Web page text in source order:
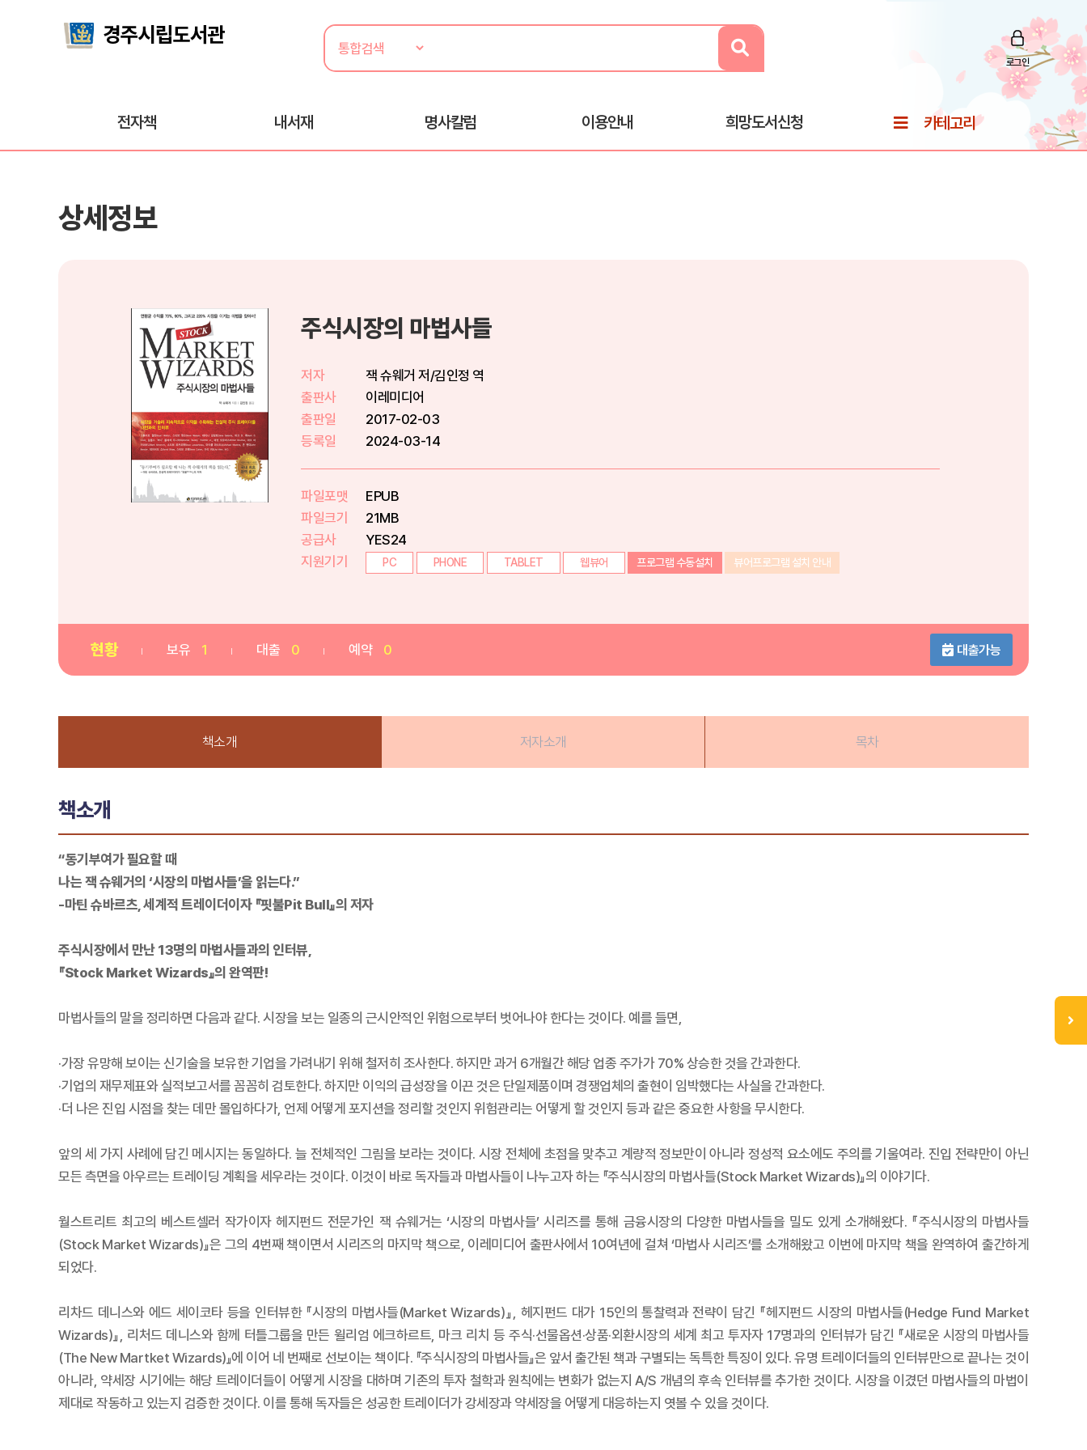
로그인
전자책 내서재 명사칼럼 이용안내 희망도서신청 카테고리
상세정보
주식시장의 마법사들
저자
잭 슈웨거 저/김인정 역
출판사
이레미디어
출판일
2017-02-03
등록일
2024-03-14
파일포맷
EPUB
파일크기
21MB
공급사
YES24
지원기기
PC PHONE TABLET 웹뷰어 프로그램 수동설치 뷰어프로그램 설치 안내
현황 보유 1 대출 0 예약 0 대출가능
책소개 저자소개 목차
책소개
“동기부여가 필요할 때
나는 잭 슈웨거의 ‘시장의 마법사들’을 읽는다.”
-마틴 슈바르츠, 세계적 트레이더이자 『핏불Pit Bull』의 저자
주식시장에서 만난 13명의 마법사들과의 인터뷰,
『Stock Market Wizards』의 완역판!
마법사들의 말을 정리하면 다음과 같다. 시장을 보는 일종의 근시안적인 위험으로부터 벗어나야 한다는 것이다. 예를 들면,
·가장 유망해 보이는 신기술을 보유한 기업을 가려내기 위해 철저히 조사한다. 하지만 과거 6개월간 해당 업종 주가가 70% 상승한 것을 간과한다.
·기업의 재무제표와 실적보고서를 꼼꼼히 검토한다. 하지만 이익의 급성장을 이끈 것은 단일제품이며 경쟁업체의 출현이 임박했다는 사실을 간과한다.
·더 나은 진입 시점을 찾는 데만 몰입하다가, 언제 어떻게 포지션을 정리할 것인지 위험관리는 어떻게 할 것인지 등과 같은 중요한 사항을 무시한다.
앞의 세 가지 사례에 담긴 메시지는 동일하다. 늘 전체적인 그림을 보라는 것이다. 시장 전체에 초점을 맞추고 계량적 정보만이 아니라 정성적 요소에도 주의를 기울여라. 진입 전략만이 아닌
모든 측면을 아우르는 트레이딩 계획을 세우라는 것이다. 이것이 바로 독자들과 마법사들이 나누고자 하는 『주식시장의 마법사들(Stock Market Wizards)』의 이야기다.
월스트리트 최고의 베스트셀러 작가이자 헤지펀드 전문가인 잭 슈웨거는 ‘시장의 마법사들’ 시리즈를 통해 금융시장의 다양한 마법사들을 밀도 있게 소개해왔다. 『주식시장의 마법사들
(Stock Market Wizards)』은 그의 4번째 책이면서 시리즈의 마지막 책으로, 이레미디어 출판사에서 10여년에 걸쳐 ‘마법사 시리즈’를 소개해왔고 이번에 마지막 책을 완역하여 출간하게
되었다.
리차드 데니스와 에드 세이코타 등을 인터뷰한 『시장의 마법사들(Market Wizards)』, 헤지펀드 대가 15인의 통찰력과 전략이 담긴 『헤지펀드 시장의 마법사들(Hedge Fund Market
Wizards)』, 리처드 데니스와 함께 터틀그룹을 만든 윌리엄 에크하르트, 마크 리치 등 주식·선물옵션·상품·외환시장의 세계 최고 투자자 17명과의 인터뷰가 담긴 『새로운 시장의 마법사들
(The New Martket Wizards)』에 이어 네 번째로 선보이는 책이다. 『주식시장의 마법사들』은 앞서 출간된 책과 구별되는 독특한 특징이 있다. 유명 트레이더들의 인터뷰만으로 끝나는 것이
아니라, 약세장 시기에는 해당 트레이더들이 어떻게 시장을 대하며 기존의 투자 철학과 원칙에는 변화가 없는지 A/S 개념의 후속 인터뷰를 추가한 것이다. 시장을 이겼던 마법사들의 마법이
제대로 작동하고 있는지 검증한 것이다. 이를 통해 독자들은 성공한 트레이더가 강세장과 약세장을 어떻게 대응하는지 엿볼 수 있을 것이다.